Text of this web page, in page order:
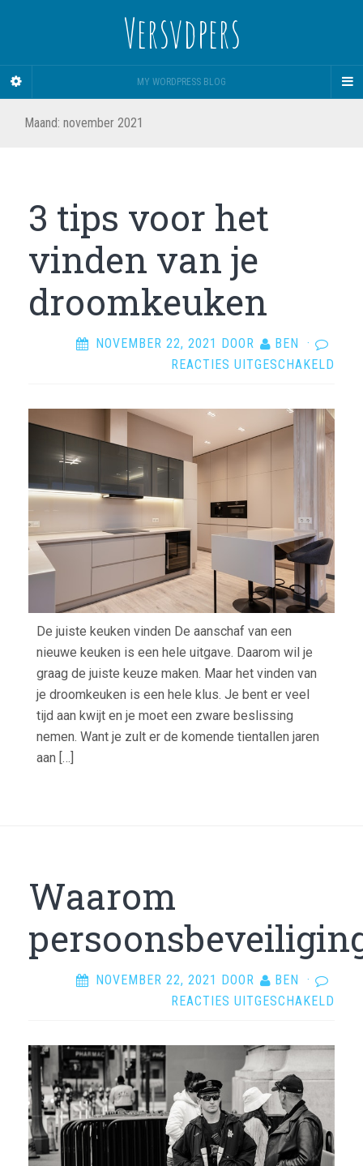
Versvdpers
MY WORDPRESS BLOG
Maand: november 2021
3 tips voor het
vinden van je
droomkeuken
NOVEMBER 22, 2021 DOOR BEN
·
REACTIES UITGESCHAKELD
TIPS
De juiste keuken vinden De aanschaf van een
nieuwe keuken is een hele uitgave. Daarom wil je
graag de juiste keuze maken. Maar het vinden van
je droomkeuken is een hele klus. Je bent er veel
tijd aan kwijt en je moet een zware beslissing
nemen. Want je zult er de komende tientallen jaren
aan […]
Waarom
NOVEMBER 22, 2021 DOOR BEN
·
REACTIES UITGESCHAKELD